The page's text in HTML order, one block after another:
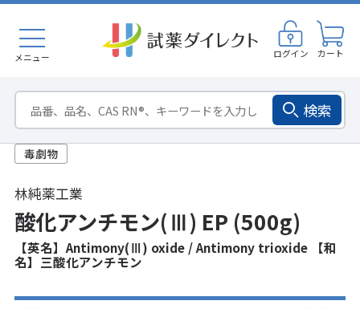
メニュー ログイン カート
検索
林純薬工業
酸化アンチモン(Ⅲ) EP (500g)
【英名】Antimony(Ⅲ) oxide / Antimony trioxide 【和
名】三酸化アンチモン